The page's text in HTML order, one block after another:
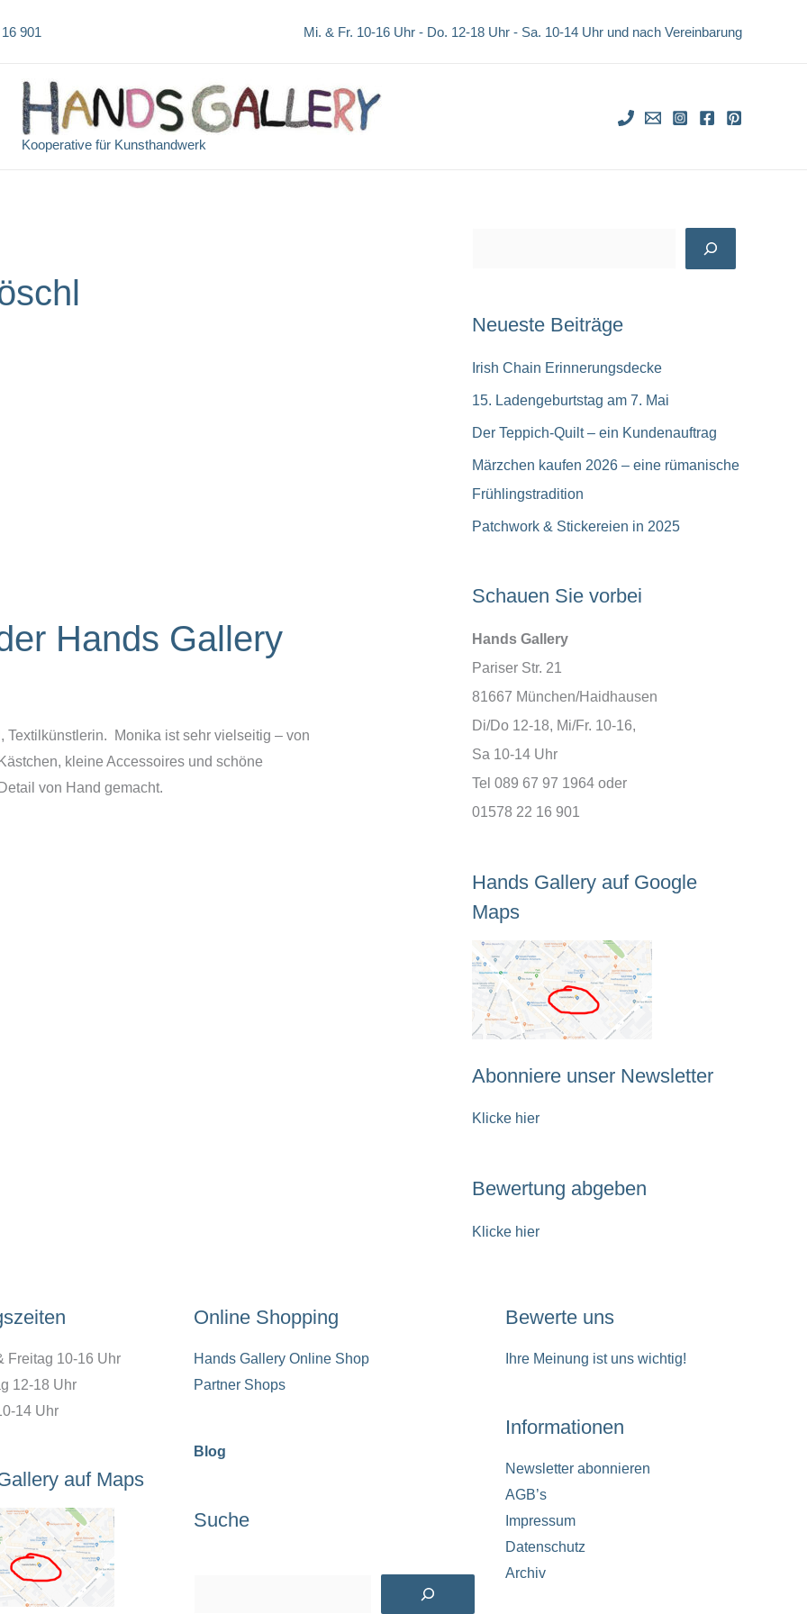
901 Mi. & Fr. 10-16 Uhr - Do. 12-18 Uhr - Sa. 10-14 Uhr und nach Vereinbarung
Kooperative für Kunsthandwerk
Hands Gallery
Textilkünstlerin. Monika ist sehr vielseitig – von
kleine Accessoires und schöne
von Hand gemacht.
h
Neueste Beiträge
Irish Chain Erinnerungsdecke
15. Ladengeburtstag am 7. Mai
Der Teppich-Quilt – ein Kundenauftrag
Märzchen kaufen 2026 – eine rümanische
Frühlingstradition
Patchwork & Stickereien in 2025
Schauen Sie vorbei
Hands Gallery
Pariser Str. 21
81667 München/Haidhausen
Di/Do 12-18, Mi/Fr. 10-16,
Sa 10-14 Uhr
Tel 089 67 97 1964 oder
01578 22 16 901
Hands Gallery auf Google
Maps
Abonniere unser Newsletter
Klicke hier
Bewertung abgeben
Klicke hier
Freitag 10-16 Uhr
12-18 Uhr
14 Uhr
auf Maps
Online Shopping
Hands Gallery Online Shop
Partner Shops
Blog
Suche
Bewerte uns
Ihre Meinung ist uns wichtig!
Informationen
Newsletter abonnieren
AGB’s
Impressum
Datenschutz
Archiv